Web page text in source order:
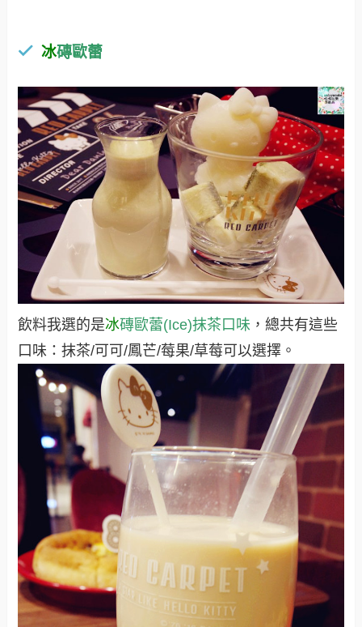
冰磚歐蕾
飲料我選的是冰磚歐蕾(Ice)抹茶口味 ，總共有這些
口味：抹茶/可可/鳳芒/莓果/草莓可以選擇。